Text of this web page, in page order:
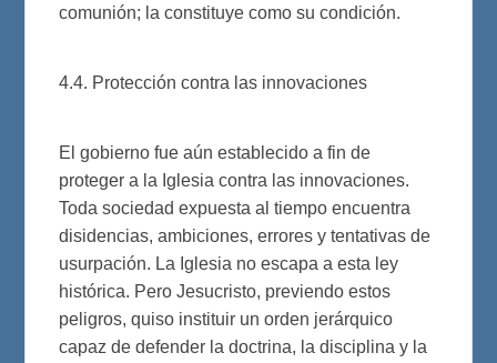
comunión; la constituye como su condición.
4.4. Protección contra las innovaciones
El gobierno fue aún establecido a fin de
proteger a la Iglesia contra las innovaciones.
Toda sociedad expuesta al tiempo encuentra
disidencias, ambiciones, errores y tentativas de
usurpación. La Iglesia no escapa a esta ley
histórica. Pero Jesucristo, previendo estos
peligros, quiso instituir un orden jerárquico
capaz de defender la doctrina, la disciplina y la